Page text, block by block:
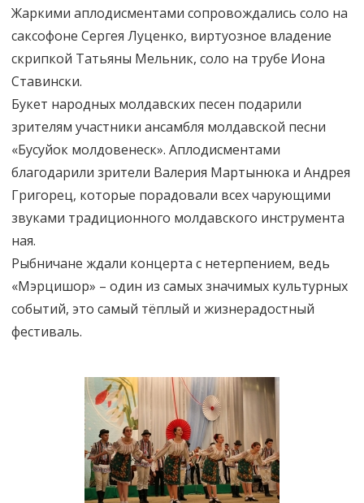
Жаркими аплодисментами сопровождались соло на
саксофоне Сергея Луценко, виртуозное владение
скрипкой Татьяны Мельник, соло на трубе Иона
Ставински.
Букет народных молдавских песен подарили
зрителям участники ансамбля молдавской песни
«Бусуйок молдовенеск». Аплодисментами
благодарили зрители Валерия Мартынюка и Андрея
Григорец, которые порадовали всех чарующими
звуками традиционного молдавского инструмента
ная.
Рыбничане ждали концерта с нетерпением, ведь
«Мэрцишор» – один из самых значимых культурных
событий, это самый тёплый и жизнерадостный
фестиваль.